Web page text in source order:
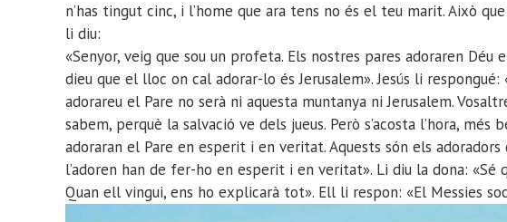
n’has tingut cinc, i l’home que ara tens no és el teu marit. Això
li diu:
«Senyor, veig que sou un profeta. Els nostres pares adoraren Déu
dieu que el lloc on cal adorar-lo és Jerusalem». Jesús li respongué:
adorareu el Pare no serà ni aquesta muntanya ni Jerusalem.
sabem, perquè la salvació ve dels jueus. Però s’acosta l’hora,
adoraran el Pare en esperit i en veritat. Aquests són els
l’adoren han de fer-ho en esperit i en veritat». Li diu la dona: «Sé
Quan ell vingui, ens ho explicarà tot». Ell li respon: «El Messies